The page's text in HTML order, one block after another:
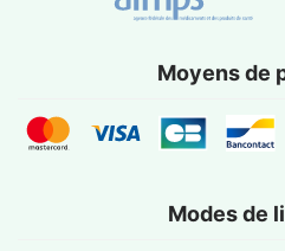
Moyens de
Modes de